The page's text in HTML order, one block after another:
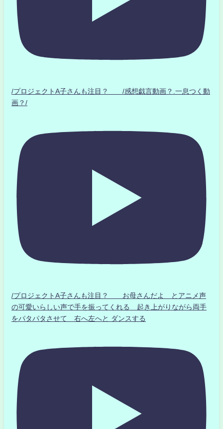
/プロジェクトA子さんも注目？ /感想戯言動画？.一息つく動
画？/
/プロジェクトA子さんも注目？ お母さんだよ とアニメ声
の可愛いらしい声で手を振ってくれる 起き上がりながら両手
をパタパタさせて 右へ左へと ダンスする